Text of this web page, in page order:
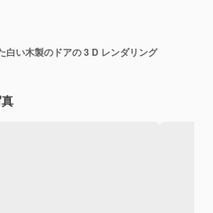
白い木製のドアの 3 D レンダリング